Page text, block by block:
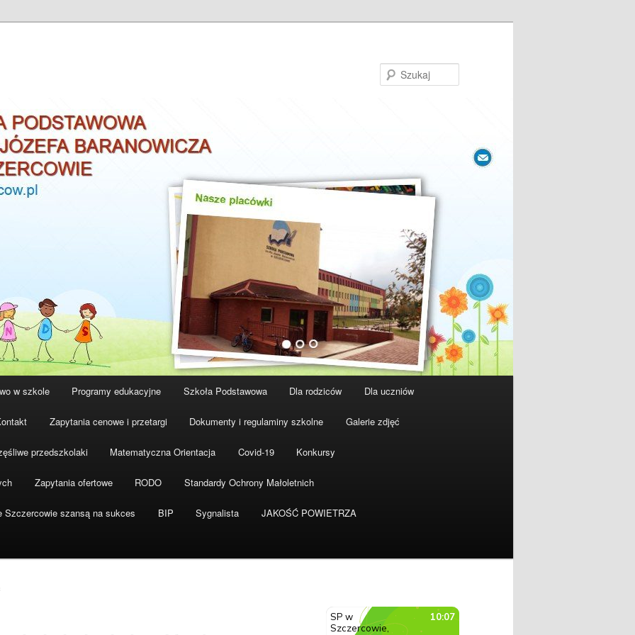
w szkole Programy edukacyjne Szkoła Podstawowa Dla rodziców Dla uczniów
Zapytania cenowe i przetargi Dokumenty i regulaminy szkolne Galerie zdjęć
przedszkolaki Matematyczna Orientacja Covid-19 Konkursy
Zapytania ofertowe RODO Standardy Ochrony Małoletnich
Szczercowie szansą na sukces BIP Sygnalista JAKOŚĆ POWIETRZA